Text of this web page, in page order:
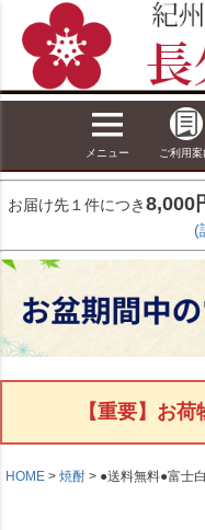
メニュー ご利用案
お届け先１件につき8,000
(
【重要】お
HOME 焼酎 ●送料無料●富士